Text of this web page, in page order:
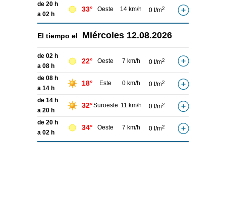
de 20 h
a 02 h
33° Oeste 14 km/h 0 l/m2
El tiempo el Miércoles 12.08.2026
de 02 h
a 08 h
22° Oeste 7 km/h 0 l/m2
de 08 h
a 14 h
18° Este 0 km/h 0 l/m2
de 14 h
a 20 h
32°Suroeste 11 km/h 0 l/m2
de 20 h
a 02 h
34° Oeste 7 km/h 0 l/m2